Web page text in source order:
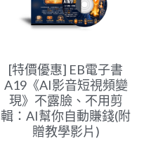
[特價優惠] EB電子書
A19《AI影音短視頻變
現》不露臉、不用剪
輯：AI幫你自動賺錢(附
贈教學影片)